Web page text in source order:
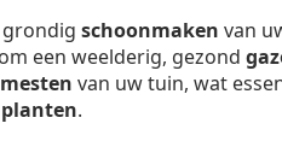
schoonmaken van
om een weelderig, gezond
van uw tuin, wat
planten.